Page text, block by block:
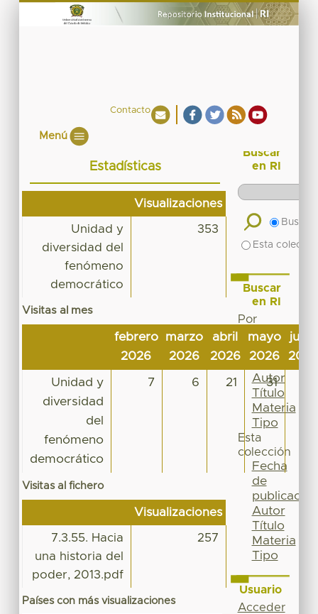
Contacto
Menú
Estadísticas
Visualizaciones
Unidad y
diversidad del
fenómeno
democrático
353
Visitas al mes
febrero
2026
marzo
2026
abril
2026
mayo
2026
junio
2026
Unidad y
diversidad
del
fenómeno
democrático
7 6 21 31
Visitas al fichero
Visualizaciones
7.3.55. Hacia
una historia del
poder, 2013.pdf
257
Países con más visualizaciones
Buscar
en RI
Buscar
Esta
Buscar
en RI
Por
Fecha
de
publicación
Autor
Título
Materia
Tipo
Esta
colección
Fecha
de
publicación
Autor
Título
Materia
Tipo
Usuario
Acceder